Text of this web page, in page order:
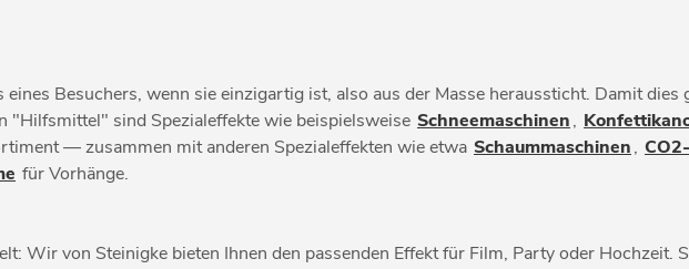
Besuchers, wenn sie einzigartig ist, also aus der Masse heraussticht. Damit
"Hilfsmittel" sind Spezialeffekte wie beispielsweise Schneemaschinen,
— zusammen mit anderen Spezialeffekten wie etwa Schaummaschinen,
für Vorhänge.
Wir von Steinigke bieten Ihnen den passenden Effekt für Film, Party oder Hochzeit.